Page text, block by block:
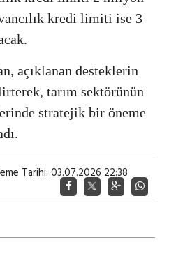
kredi limiti ise 3
açıklanan desteklerin
tarım sektörünün
stratejik bir öneme
Tarihi: 03.07.2026 22:38